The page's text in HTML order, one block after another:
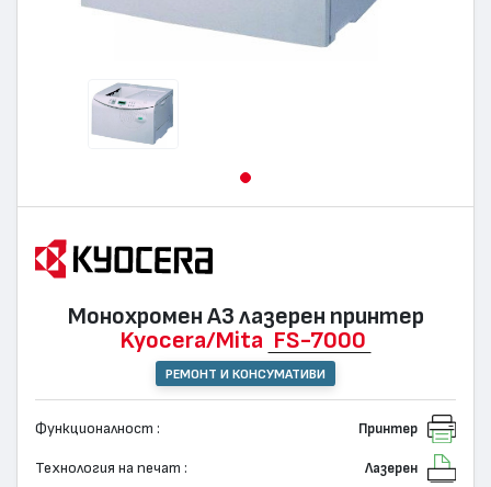
Монохромен А3 лазерен принтер
Kyocera/Mita FS-7000
РЕМОНТ И КОНСУМАТИВИ
Функционалност : Принтер
Технология на печат : Лазерен